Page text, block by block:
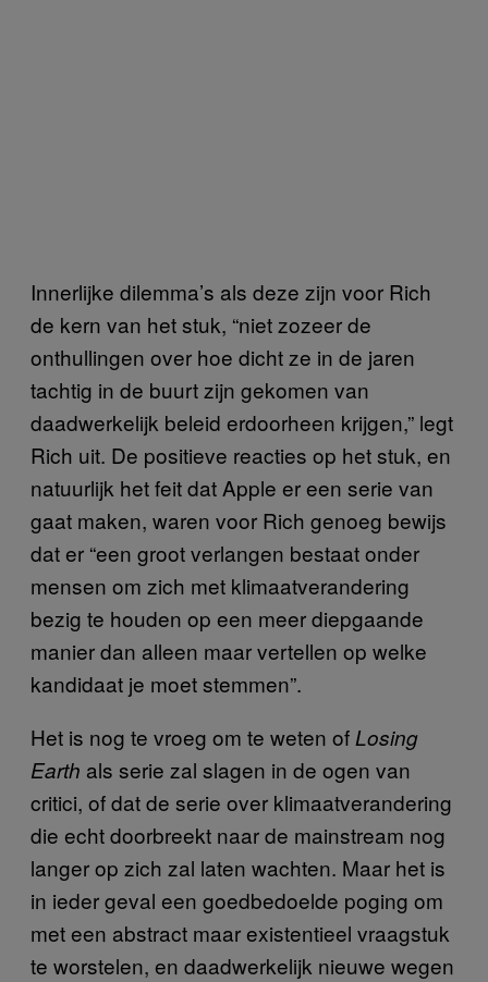
Innerlijke dilemma’s als deze zijn voor Rich
de kern van het stuk, “niet zozeer de
onthullingen over hoe dicht ze in de jaren
tachtig in de buurt zijn gekomen van
daadwerkelijk beleid erdoorheen krijgen,” legt
Rich uit. De positieve reacties op het stuk, en
natuurlijk het feit dat Apple er een serie van
gaat maken, waren voor Rich genoeg bewijs
dat er “een groot verlangen bestaat onder
mensen om zich met klimaatverandering
bezig te houden op een meer diepgaande
manier dan alleen maar vertellen op welke
kandidaat je moet stemmen”.
Het is nog te vroeg om te weten ofLosing
Earth als serie zal slagen in de ogen van
critici, of dat de serie over klimaatverandering
die echt doorbreekt naar de mainstream nog
langer op zich zal laten wachten. Maar het is
in ieder geval een goedbedoelde poging om
met een abstract maar existentieel vraagstuk
te worstelen, en daadwerkelijk nieuwe wegen